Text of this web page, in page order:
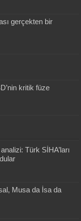
gerçekten bir
kritik füze
Türk SİHA’ları
Musa da İsa da